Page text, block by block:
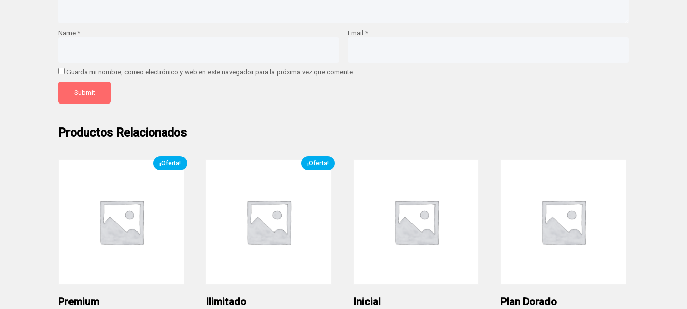
Name * Email *
Guarda mi nombre, correo electrónico y web en este navegador para la próxima vez que comente.
Productos Relacionados
¡Oferta!
Premium
¡Oferta!
Ilimitado Inicial Plan Dorado